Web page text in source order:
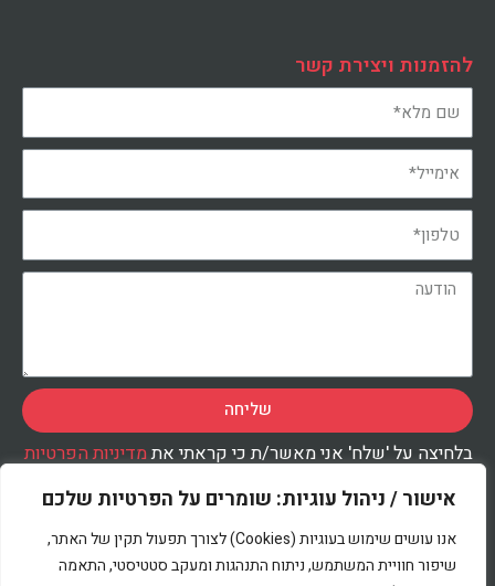
אישור / ניהול עוגיות: שומרים על הפרטיות שלכם
אנו עושים שימוש בעוגיות (Cookies) לצורך תפעול תקין של האתר,
שיפור חוויית המשתמש, ניתוח התנהגות ומעקב סטטיסטי, התאמה
להזמנות ויצירת קשר
שליחה
בלחיצה על 'שלח' אני מאשר/ת כי קראתי אתמדיניות הפרטיות
לצורך טיפול בפנייתי.